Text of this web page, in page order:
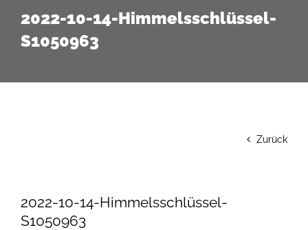
2022-10-14-Himmelsschlüssel-
S1050963
Zurück
2022-10-14-Himmelsschlüssel-
S1050963